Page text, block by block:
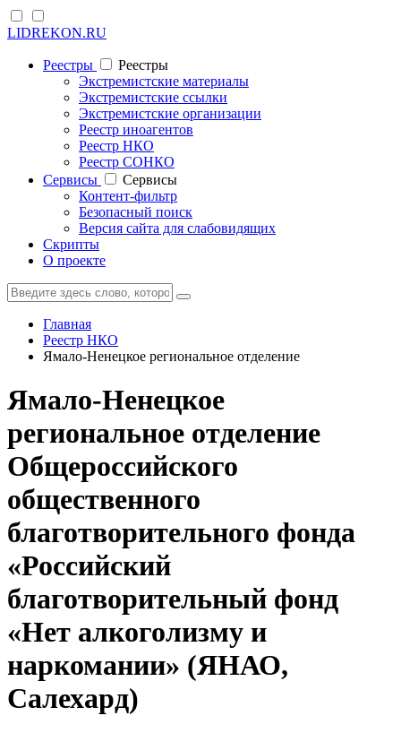
LIDREKON.RU
Реестры
Реестры
Экстремистские материалы
Экстремистские ссылки
Экстремистские организации
Реестр иноагентов
Реестр НКО
Реестр СОНКО
Cервисы
Cервисы
Контент-фильтр
Безопасный поиск
Версия сайта для слабовидящих
Скрипты
О проекте
Главная
Реестр НКО
Ямало-Ненецкое региональное отделение
Ямало-Ненецкое
региональное отделение
Общероссийского
общественного
благотворительного фонда
«Российский
благотворительный фонд
«Нет алкоголизму и
наркомании» (ЯНАО,
Салехард)